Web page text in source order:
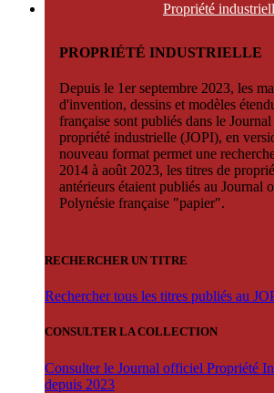
Propriété
PROPRIÉTÉ INDUSTRIELLE
Depuis le 1er septembre 2023, les
d'invention, dessins et modèles
française sont publiés dans le
propriété industrielle (JOPI), en
nouveau format permet une
2014 à août 2023, les titres de
antérieurs étaient publiés au Journal
Polynésie française "papier".
RECHERCHER UN TITRE
Rechercher tous les titres publiés au
CONSULTER LA COLLECTION
Consulter le Journal officiel Propriété
depuis 2023